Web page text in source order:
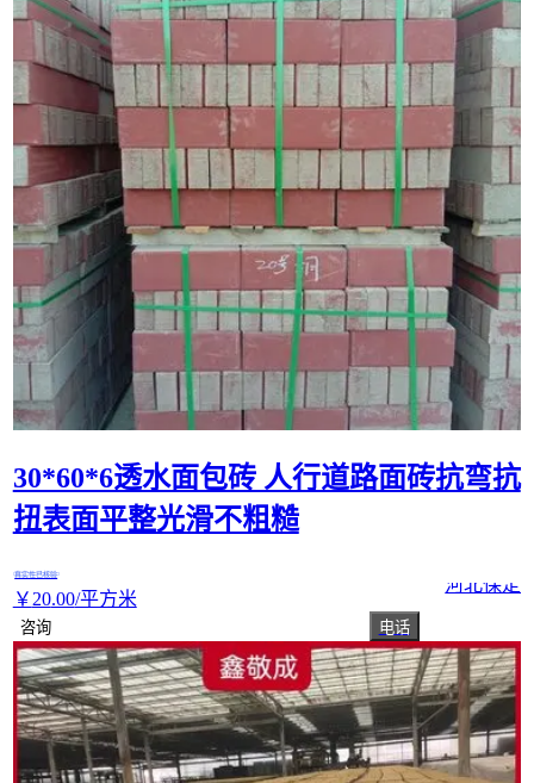
30*60*6透水面包砖 人行道路面砖抗弯抗
扭表面平整光滑不粗糙
真实性已核验
￥20.00/平方米
河北保定
咨询 电话